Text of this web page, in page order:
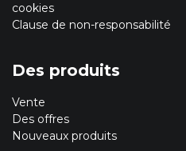
cookies
Clause de non-responsabilité
Des produits
Vente
Des offres
Nouveaux produits